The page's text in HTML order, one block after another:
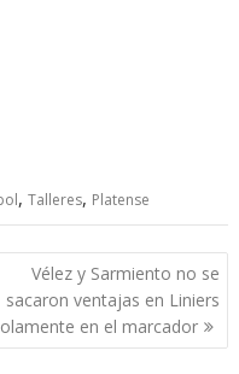
,Talleres, Platense
Vélez y Sarmiento no se
sacaron ventajas en Liniers
en el marcador